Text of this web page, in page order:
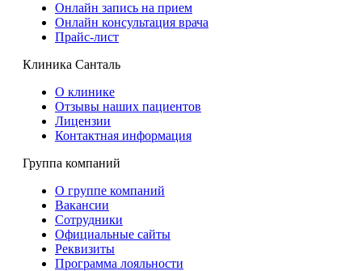
Онлайн запись на прием
Онлайн консультация врача
Прайс-лист
Клиника Санталь
О клинике
Отзывы наших пациентов
Лицензии
Контактная информация
Группа компаний
О группе компаний
Вакансии
Сотрудники
Официальные сайты
Реквизиты
Программа лояльности